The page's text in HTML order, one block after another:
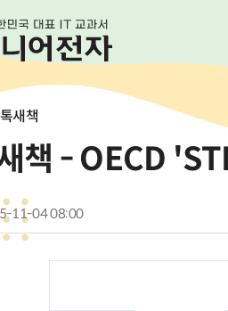
새책
책 - OECD
11-04 08:00